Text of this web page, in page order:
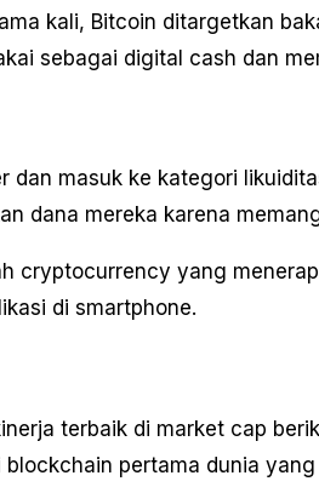
kali, Bitcoin ditargetkan
sebagai digital cash dan
dan masuk ke kategori
dana mereka karena
cryptocurrency yang
di smartphone.
terbaik di market cap
pertama dunia